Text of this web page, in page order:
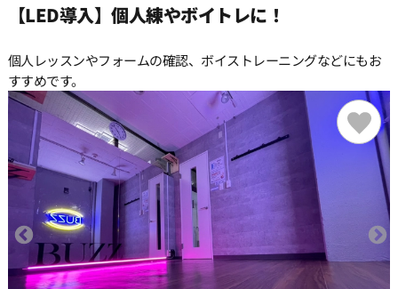
【LED導入】個人練やボイトレに！
個人レッスンやフォームの確認、ボイストレーニングなどにもお
すすめです。